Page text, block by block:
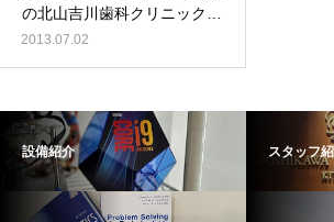
の北山吉川歯科クリニックの
新しいHPです。
2013.07.02
設備紹介 スタッフ